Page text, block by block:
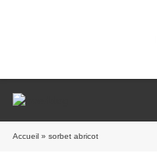
Accueil » sorbet abricot